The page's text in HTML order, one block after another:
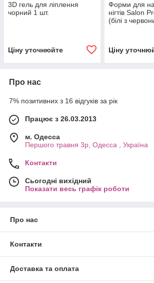
3D гель для ліплення
чорний 1 шт.
Ціну уточнюйте
Форми для
нігтів Salon
(білі з
Ціну
Про нас
7% позитивних з 16 відгуків за рік
Працює з 26.03.2013
м. Одесса
Першого травня 3р, Одесса , Україна
Контакти
Сьогодні вихідний
Показати весь графік роботи
Про нас
Контакти
Доставка та оплата